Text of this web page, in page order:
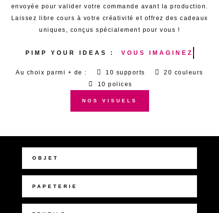
envoyée pour valider votre commande avant la production.
Laissez libre cours à votre créativité et offrez des cadeaux
uniques, conçus spécialement pour vous !
PIMP YOUR IDEAS : V O U S I M A G I N E Z
Au choix parmi + de : 10 supports
20 couleurs
10 polices
NOS VISUELS
OBJET
PAPETERIE